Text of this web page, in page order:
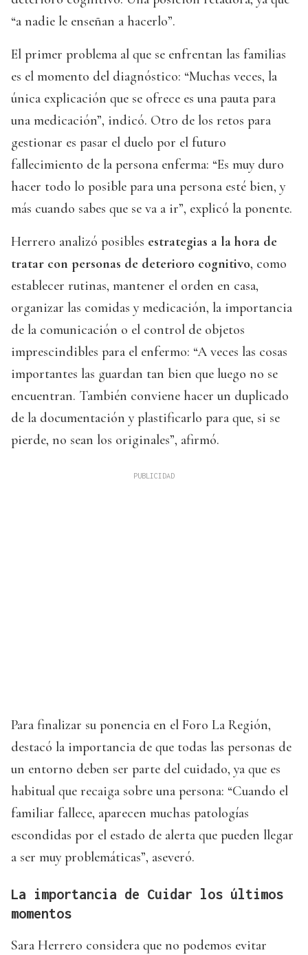
“a nadie le enseñan a hacerlo”.
El primer problema al que se enfrentan las familias
es el momento del diagnóstico: “Muchas veces, la
única explicación que se ofrece es una pauta para
una medicación”, indicó. Otro de los retos para
gestionar es pasar el duelo por el futuro
fallecimiento de la persona enferma: “Es muy duro
hacer todo lo posible para una persona esté bien, y
más cuando sabes que se va a ir”, explicó la ponente.
Herrero analizó posibles estrategias a la hora de
tratar con personas de deterioro cognitivo, como
establecer rutinas, mantener el orden en casa,
organizar las comidas y medicación, la importancia
de la comunicación o el control de objetos
imprescindibles para el enfermo: “A veces las cosas
importantes las guardan tan bien que luego no se
encuentran. También conviene hacer un duplicado
de la documentación y plastificarlo para que, si se
pierde, no sean los originales”, afirmó.
Para finalizar su ponencia en el Foro La Región,
destacó la importancia de que todas las personas de
un entorno deben ser parte del cuidado, ya que es
habitual que recaiga sobre una persona: “Cuando el
familiar fallece, aparecen muchas patologías
escondidas por el estado de alerta que pueden llegar
a ser muy problemáticas”, aseveró.
La importancia de Cuidar los últimos
momentos
Sara Herrero considera que no podemos evitar